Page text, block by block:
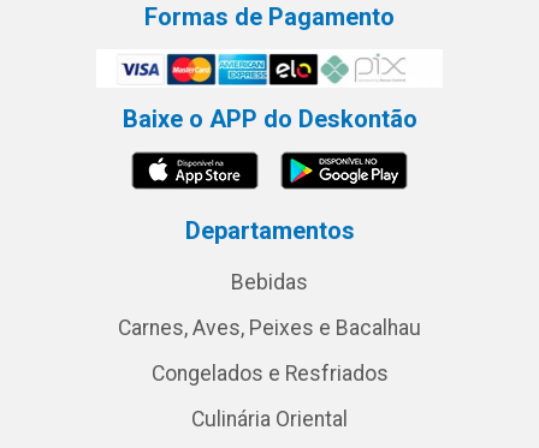
Formas de Pagamento
Baixe o APP do Deskontão
Departamentos
Bebidas
Carnes, Aves, Peixes e Bacalhau
Congelados e Resfriados
Culinária Oriental